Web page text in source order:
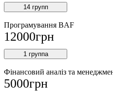
14 групп
Програмування BAF
12000грн
1 группа
Фінансовий аналіз та
5000грн